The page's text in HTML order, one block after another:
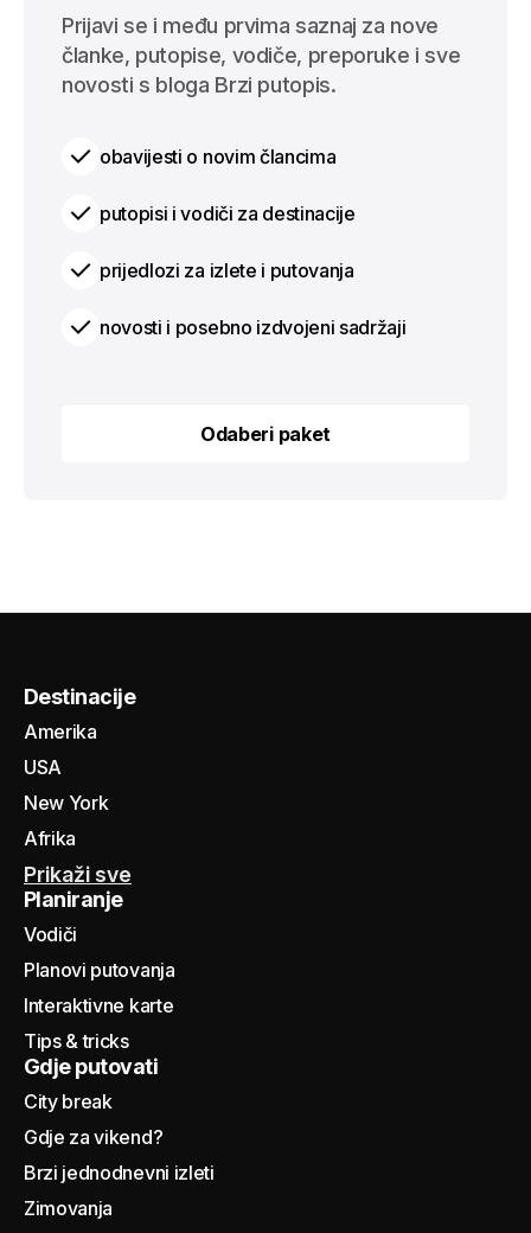
0 godišnje
Prijavi se i među prvima saznaj za nove
članke, putopise, vodiče, preporuke i sve
novosti s bloga Brzi putopis.
obavijesti o novim člancima
putopisi i vodiči za destinacije
prijedlozi za izlete i putovanja
novosti i posebno izdvojeni sadržaji
Odaberi paket
Destinacije
Amerika
USA
New York
Afrika
Prikaži sve
Planiranje
Vodiči
Planovi putovanja
Interaktivne karte
Tips & tricks
Gdje putovati
City break
Gdje za vikend?
Brzi jednodnevni izleti
Zimovanja